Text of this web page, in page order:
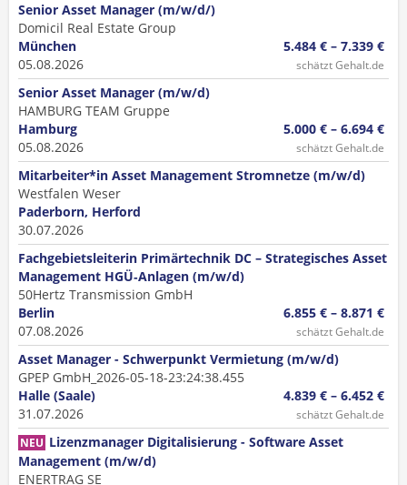
Senior Asset Manager (m/w/d/)
Domicil Real Estate Group
München
05.08.2026
5.484 € – 7.339 €
schätzt Gehalt.de
Senior Asset Manager (m/w/d)
HAMBURG TEAM Gruppe
Hamburg
05.08.2026
5.000 € – 6.694 €
schätzt Gehalt.de
Mitarbeiter*in Asset Management Stromnetze (m/w/d)
Westfalen Weser
Paderborn, Herford
30.07.2026
Fachgebietsleiterin Primärtechnik DC – Strategisches Asset
Management HGÜ‑Anlagen (m/w/d)
50Hertz Transmission GmbH
Berlin
07.08.2026
6.855 € – 8.871 €
schätzt Gehalt.de
Asset Manager - Schwerpunkt Vermietung (m/w/d)
GPEP GmbH_2026-05-18-23:24:38.455
Halle (Saale)
31.07.2026
4.839 € – 6.452 €
schätzt Gehalt.de
NEU Lizenzmanager Digitalisierung - Software Asset
Management (m/w/d)
ENERTRAG SE